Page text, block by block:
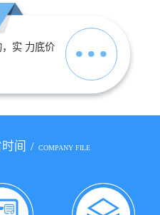
实 力底价
间 / COMPANY FILE